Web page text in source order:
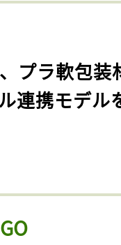
プラ軟包装
連携モデル